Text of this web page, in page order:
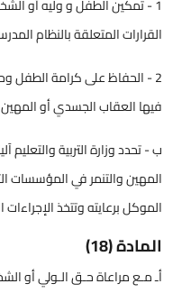
1 - تمكين الطفل و وليه أو
القرارات المتعلقة بالنظام
2 - الحفاظ على كرامة الطفل
فيها العقاب الجسدي أو المهين
ب - تحدد وزارة التربية
المهين والتنمر في المؤسسات
الموكل برعايته وتتخذ الإجراءات
المادة (18)
أـ مـع مراعاة حـق الـولي أو